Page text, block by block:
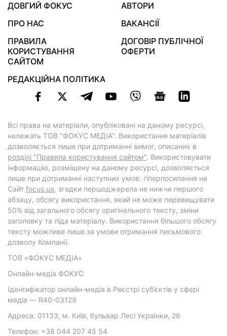
ДОВГИЙ ФОКУС
АВТОРИ
ПРО НАС
ВАКАНСІЇ
ПРАВИЛА
КОРИСТУВАННЯ
САЙТОМ
ДОГОВІР ПУБЛІЧНОЇ
ОФЕРТИ
РЕДАКЦІЙНА ПОЛІТИКА
Всі права на матеріали, опубліковані на даному ресурсі,
належать ТОВ "ФОКУС МЕДІА". Використання матеріалів
дозволяється лише при дотриманні вимог, описаних в
розділі "Правила користування сайтом". Використовувати
інформацію, розміщену на даному ресурсі, дозволяється
лише при дотриманні наступних умов: гіперпосилання на
Cайт focus.ua, згадки першоджерела не нижче першого
абзацу, обсягу використання, який не може перевищувати
50% від загального обсягу оригінального тексту, зміни
заголовку та ліда матеріалу. Використання більшого обсягу
тексту можливе лише за умови отримання письмового
дозволу Компанії.
ТОВ «ФОКУС МЕДІА»
Онлайн-медіа ФОКУС
Ідентифікатор онлайн-медіа в Реєстрі суб’єктів у сфері
медіа — R40-03129
Адреса: 01133, м. Київ, бульвар Лесі Українки, 26
Телефон: +38 044 207 45 54